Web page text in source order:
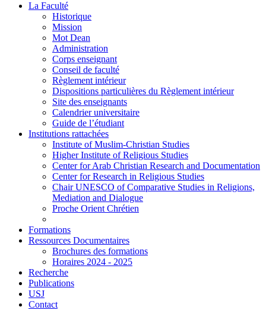
La Faculté
Historique
Mission
Mot Dean
Administration
Corps enseignant
Conseil de faculté
Règlement intérieur
Dispositions particulières du Règlement intérieur
Site des enseignants
Calendrier universitaire
Guide de l’étudiant
Institutions rattachées
Institute of Muslim-Christian Studies
Higher Institute of Religious Studies
Center for Arab Christian Research and Documentation
Center for Research in Religious Studies
Chair UNESCO of Comparative Studies in Religions,
Mediation and Dialogue
Proche Orient Chrétien
Formations
Ressources Documentaires
Brochures des formations
Horaires 2024 - 2025
Recherche
Publications
USJ
Contact